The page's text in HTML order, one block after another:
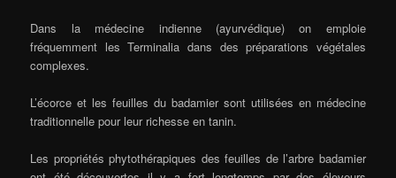
Dans la médecine indienne (ayurvédique) on emploie
fréquemment les Terminalia dans des préparations végétales
complexes.
L’écorce et les feuilles du badamier sont utilisées en médecine
traditionnelle pour leur richesse en tanin.
Les propriétés phytothérapiques des feuilles de l’arbre badamier